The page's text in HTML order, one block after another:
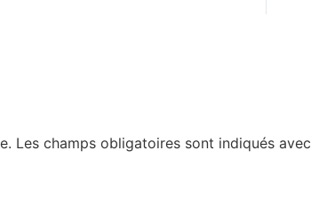
Les champs obligatoires sont indiqués avec